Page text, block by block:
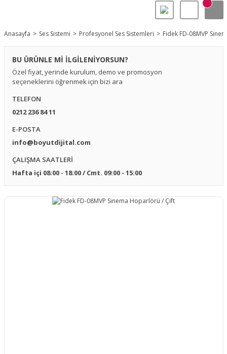
Anasayfa Ses Sistemi Profesyonel Ses Sistemleri Fidek FD-08MVP
BU ÜRÜNLE Mİ İLGİLENİYORSUN?
Özel fiyat, yerinde kurulum, demo ve promosyon
seçeneklerini öğrenmek için bizi ara
TELEFON
0212 236 84 11
E-POSTA
info@boyutdijital.com
ÇALIŞMA SAATLERİ
Hafta içi 08:00 - 18:00 / Cmt. 09:00 - 15:00